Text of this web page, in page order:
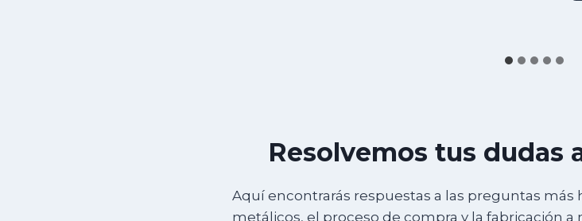
Resolvemos tus dudas
Aquí encontrarás respuestas a las preguntas
metálicos, el proceso de compra y la fabricación a